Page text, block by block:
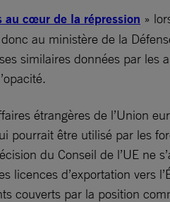
au cœur de la répression »
au ministère de la
similaires données par les
étrangères de l’Union
pourrait être utilisé par les
du Conseil de l’UE ne
d’exportation vers
couverts par la position